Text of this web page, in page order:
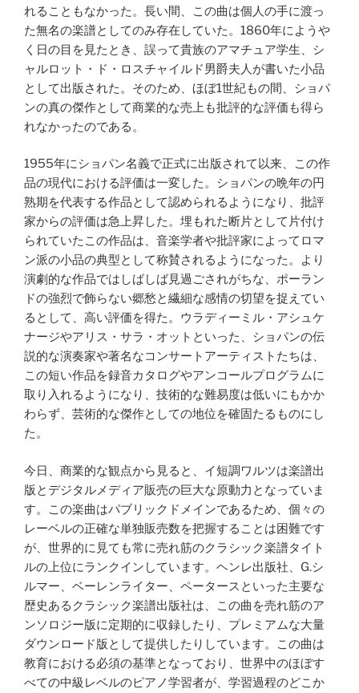
れることもなかった。長い間、この曲は個人の手に渡っ
た無名の楽譜としてのみ存在していた。1860年にようや
く日の目を見たとき、誤って貴族のアマチュア学生、シ
ャルロット・ド・ロスチャイルド男爵夫人が書いた小品
として出版された。そのため、ほぼ1世紀もの間、ショパ
ンの真の傑作として商業的な売上も批評的な評価も得ら
れなかったのである。
1955年にショパン名義で正式に出版されて以来、この作
品の現代における評価は一変した。ショパンの晩年の円
熟期を代表する作品として認められるようになり、批評
家からの評価は急上昇した。埋もれた断片として片付け
られていたこの作品は、音楽学者や批評家によってロマ
ン派の小品の典型として称賛されるようになった。より
演劇的な作品ではしばしば見過ごされがちな、ポーラン
ドの強烈で飾らない郷愁と繊細な感情の切望を捉えてい
るとして、高い評価を得た。ウラディーミル・アシュケ
ナージやアリス・サラ・オットといった、ショパンの伝
説的な演奏家や著名なコンサートアーティストたちは、
この短い作品を録音カタログやアンコールプログラムに
取り入れるようになり、技術的な難易度は低いにもかか
わらず、芸術的な傑作としての地位を確固たるものにし
た。
今日、商業的な観点から見ると、イ短調ワルツは楽譜出
版とデジタルメディア販売の巨大な原動力となっていま
す。この楽曲はパブリックドメインであるため、個々の
レーベルの正確な単独販売数を把握することは困難です
が、世界的に見ても常に売れ筋のクラシック楽譜タイト
ルの上位にランクインしています。ヘンレ出版社、G.シ
ルマー、ベーレンライター、ペータースといった主要な
歴史あるクラシック楽譜出版社は、この曲を売れ筋のア
ンソロジー版に定期的に収録したり、プレミアムな大量
ダウンロード版として提供したりしています。この曲は
教育における必須の基準となっており、世界中のほぼす
べての中級レベルのピアノ学習者が、学習過程のどこか